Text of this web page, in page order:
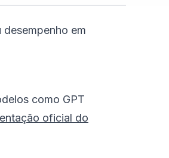
em
como GPT
oficial do